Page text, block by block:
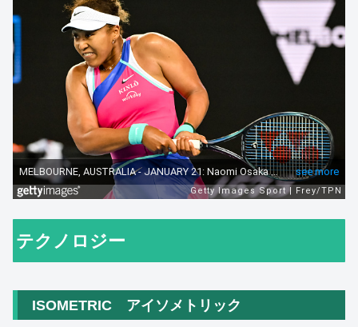
テクノロジー
ISOMETRIC アイソメトリック